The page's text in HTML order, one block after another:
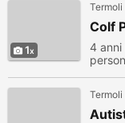
1
Termoli
Colf
4 anni
Termoli